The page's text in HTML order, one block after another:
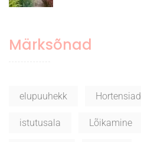
Märksõnad
elupuuhekk Hortensiad
istutusala Lõikamine